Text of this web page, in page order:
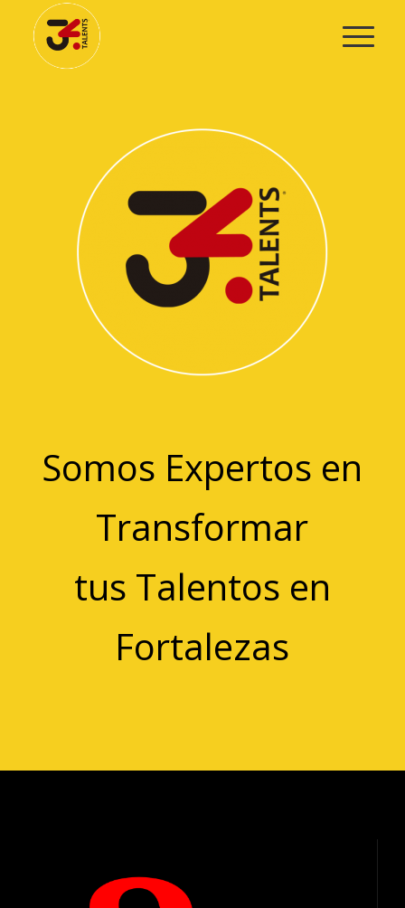
Somos Expertos en
Transformar
tus Talentos en
Fortalezas